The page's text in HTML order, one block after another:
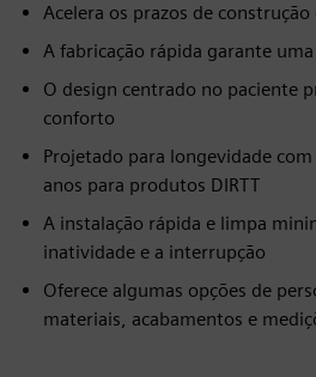
Acelera os prazos de construção
A fabricação rápida garante
O design centrado no paciente
conforto
Projetado para longevidade
anos para produtos DIRTT
A instalação rápida e limpa
inatividade e a interrupção
Oferece algumas opções de
materiais, acabamentos e